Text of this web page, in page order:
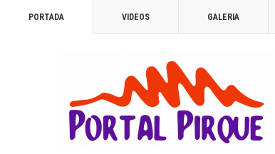
PORTADA VIDEOS GALERIA